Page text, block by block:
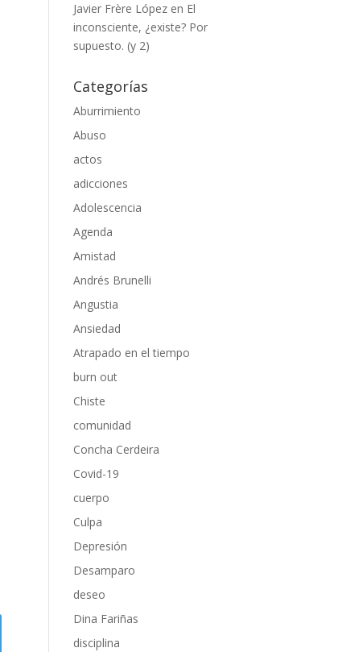
Javier Frère López en El
inconsciente, ¿existe? Por
supuesto. (y 2)
Categorías
Aburrimiento
Abuso
actos
adicciones
Adolescencia
Agenda
Amistad
Andrés Brunelli
Angustia
Ansiedad
Atrapado en el tiempo
burn out
Chiste
comunidad
Concha Cerdeira
Covid-19
cuerpo
Culpa
Depresión
Desamparo
deseo
Dina Fariñas
disciplina